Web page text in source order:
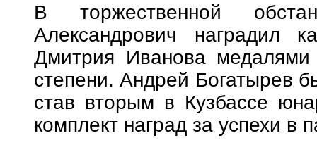
В торжественной
Александрович наградил
Дмитрия Иванова
степени. Андрей Богатырев
став вторым в Кузбассе
комплект наград за успехи в